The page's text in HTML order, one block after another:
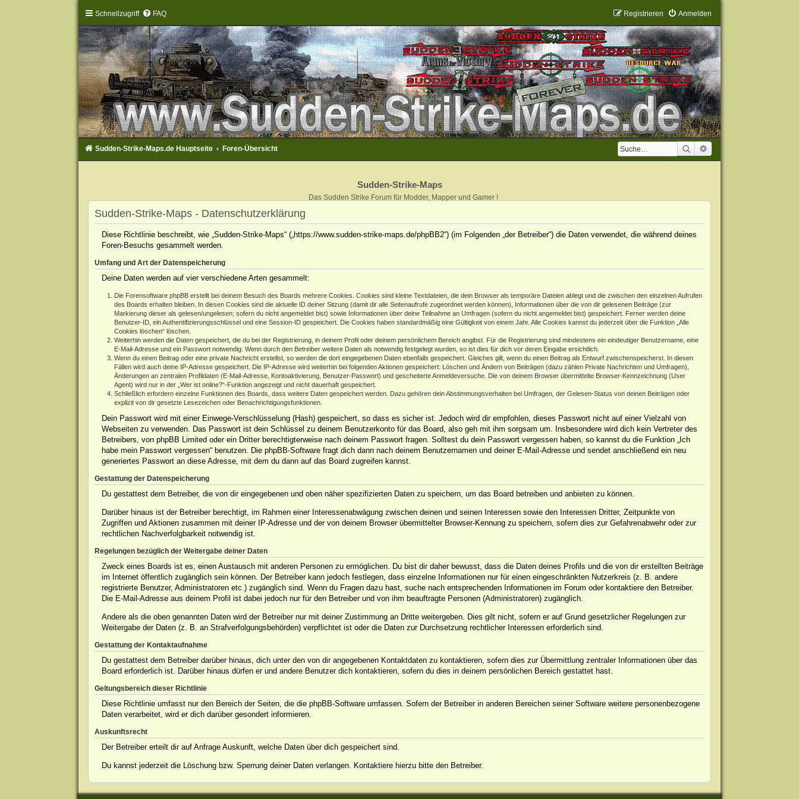
Schnellzugriff FAQ Anmelden
Registrieren
Suche
Sudden-Strike-Maps.de Hauptseite Foren-Übersicht
Sudden-Strike-Maps
Das Sudden Strike Forum für Modder, Mapper und Gamer !
Sudden-Strike-Maps - Datenschutzerklärung
Diese Richtlinie beschreibt, wie „Sudden-Strike-Maps“ („https://www.sudden-strike-maps.de/phpBB2“) (im Folgenden „der Betreiber“) die Daten verwendet, die während deines
Foren-Besuchs gesammelt werden.
Umfang und Art der Datenspeicherung
Deine Daten werden auf vier verschiedene Arten gesammelt:
Die Forensoftware phpBB erstellt bei deinem Besuch des Boards mehrere Cookies. Cookies sind kleine Textdateien, die dein Browser als temporäre Dateien ablegt und die zwischen den einzelnen Aufrufen
des Boards erhalten bleiben. In diesen Cookies sind die aktuelle ID deiner Sitzung (damit dir alle Seitenaufrufe zugeordnet werden können), Informationen über die von dir gelesenen Beiträge (zur
Markierung dieser als gelesen/ungelesen; sofern du nicht angemeldet bist) sowie Informationen über deine Teilnahme an Umfragen (sofern du nicht angemeldet bist) gespeichert. Ferner werden deine
Benutzer-ID, ein Authentifizierungsschlüssel und eine Session-ID gespeichert. Die Cookies haben standardmäßig eine Gültigkeit von einem Jahr. Alle Cookies kannst du jederzeit über die Funktion „Alle
Cookies löschen“ löschen.
Weiterhin werden die Daten gespeichert, die du bei der Registrierung, in deinem Profil oder deinem persönlichem Bereich angibst. Für die Registrierung sind mindestens ein eindeutiger Benutzername, eine
E-Mail-Adresse und ein Passwort notwendig. Wenn durch den Betreiber weitere Daten als notwendig festgelegt wurden, so ist dies für dich vor deren Eingabe ersichtlich.
Wenn du einen Beitrag oder eine private Nachricht erstellst, so werden die dort eingegebenen Daten ebenfalls gespeichert. Gleiches gilt, wenn du einen Beitrag als Entwurf zwischenspeicherst. In diesen
Fällen wird auch deine IP-Adresse gespeichert. Die IP-Adresse wird weiterhin bei folgenden Aktionen gespeichert: Löschen und Ändern von Beiträgen (dazu zählen Private Nachrichten und Umfragen),
Änderungen an zentralen Profildaten (E-Mail-Adresse, Kontoaktivierung, Benutzer-Passwort) und gescheiterte Anmeldeversuche. Die von deinem Browser übermittelte Browser-Kennzeichnung (User
Agent) wird nur in der „Wer ist online?“-Funktion angezeigt und nicht dauerhaft gespeichert.
Schließlich erfordern einzelne Funktionen des Boards, dass weitere Daten gespeichert werden. Dazu gehören dein Abstimmungsverhalten bei Umfragen, der Gelesen-Status von deinen Beiträgen oder
explizit von dir gesetzte Lesezeichen oder Benachrichtigungsfunktionen.
Dein Passwort wird mit einer Einwege-Verschlüsselung (Hash) gespeichert, so dass es sicher ist. Jedoch wird dir empfohlen, dieses Passwort nicht auf einer Vielzahl von
Webseiten zu verwenden. Das Passwort ist dein Schlüssel zu deinem Benutzerkonto für das Board, also geh mit ihm sorgsam um. Insbesondere wird dich kein Vertreter des
Betreibers, von phpBB Limited oder ein Dritter berechtigterweise nach deinem Passwort fragen. Solltest du dein Passwort vergessen haben, so kannst du die Funktion „Ich
habe mein Passwort vergessen“ benutzen. Die phpBB-Software fragt dich dann nach deinem Benutzernamen und deiner E-Mail-Adresse und sendet anschließend ein neu
generiertes Passwort an diese Adresse, mit dem du dann auf das Board zugreifen kannst.
Gestattung der Datenspeicherung
Du gestattest dem Betreiber, die von dir eingegebenen und oben näher spezifizierten Daten zu speichern, um das Board betreiben und anbieten zu können.
Darüber hinaus ist der Betreiber berechtigt, im Rahmen einer Interessenabwägung zwischen deinen und seinen Interessen sowie den Interessen Dritter, Zeitpunkte von
Zugriffen und Aktionen zusammen mit deiner IP-Adresse und der von deinem Browser übermittelter Browser-Kennung zu speichern, sofern dies zur Gefahrenabwehr oder zur
rechtlichen Nachverfolgbarkeit notwendig ist.
Regelungen bezüglich der Weitergabe deiner Daten
Zweck eines Boards ist es, einen Austausch mit anderen Personen zu ermöglichen. Du bist dir daher bewusst, dass die Daten deines Profils und die von dir erstellten Beiträge
im Internet öffentlich zugänglich sein können. Der Betreiber kann jedoch festlegen, dass einzelne Informationen nur für einen eingeschränkten Nutzerkreis (z. B. andere
registrierte Benutzer, Administratoren etc.) zugänglich sind. Wenn du Fragen dazu hast, suche nach entsprechenden Informationen im Forum oder kontaktiere den Betreiber.
Die E-Mail-Adresse aus deinem Profil ist dabei jedoch nur für den Betreiber und von ihm beauftragte Personen (Administratoren) zugänglich.
Andere als die oben genannten Daten wird der Betreiber nur mit deiner Zustimmung an Dritte weitergeben. Dies gilt nicht, sofern er auf Grund gesetzlicher Regelungen zur
Weitergabe der Daten (z. B. an Strafverfolgungsbehörden) verpflichtet ist oder die Daten zur Durchsetzung rechtlicher Interessen erforderlich sind.
Gestattung der Kontaktaufnahme
Du gestattest dem Betreiber darüber hinaus, dich unter den von dir angegebenen Kontaktdaten zu kontaktieren, sofern dies zur Übermittlung zentraler Informationen über das
Board erforderlich ist. Darüber hinaus dürfen er und andere Benutzer dich kontaktieren, sofern du dies in deinem persönlichen Bereich gestattet hast.
Geltungsbereich dieser Richtlinie
Diese Richtlinie umfasst nur den Bereich der Seiten, die die phpBB-Software umfassen. Sofern der Betreiber in anderen Bereichen seiner Software weitere personenbezogene
Daten verarbeitet, wird er dich darüber gesondert informieren.
Auskunftsrecht
Der Betreiber erteilt dir auf Anfrage Auskunft, welche Daten über dich gespeichert sind.
Du kannst jederzeit die Löschung bzw. Sperrung deiner Daten verlangen. Kontaktiere hierzu bitte den Betreiber.